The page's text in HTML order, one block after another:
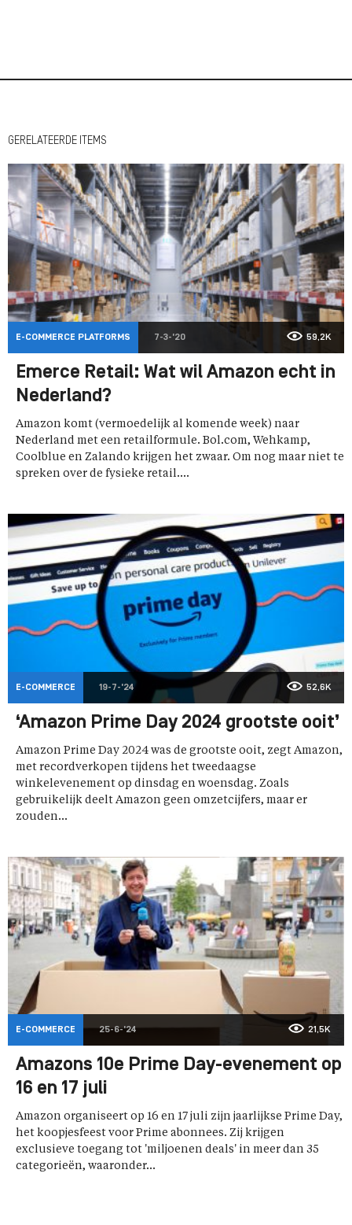
GERELATEERDE ITEMS
E-COMMERCE PLATFORMS 7-3-'20 59,2K
Emerce Retail: Wat wil Amazon echt in
Nederland?
Amazon komt (vermoedelijk al komende week) naar
Nederland met een retailformule. Bol.com, Wehkamp,
Coolblue en Zalando krijgen het zwaar. Om nog maar niet te
spreken over de fysieke retail....
E-COMMERCE 19-7-'24 52,6K
‘Amazon Prime Day 2024 grootste ooit’
Amazon Prime Day 2024 was de grootste ooit, zegt Amazon,
met recordverkopen tijdens het tweedaagse
winkelevenement op dinsdag en woensdag. Zoals
gebruikelijk deelt Amazon geen omzetcijfers, maar er
zouden...
E-COMMERCE 25-6-'24 21,5K
Amazons 10e Prime Day-evenement op
16 en 17 juli
Amazon organiseert op 16 en 17 juli zijn jaarlijkse Prime Day,
het koopjesfeest voor Prime abonnees. Zij krijgen
exclusieve toegang tot 'miljoenen deals' in meer dan 35
categorieën, waaronder...